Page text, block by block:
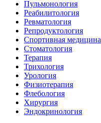
Пульмонология
Реабилитология
Ревматология
Репродуктология
Спортивная медицина
Стоматология
Терапия
Трихология
Урология
Физиотерапия
Флебология
Хирургия
Эндокринология